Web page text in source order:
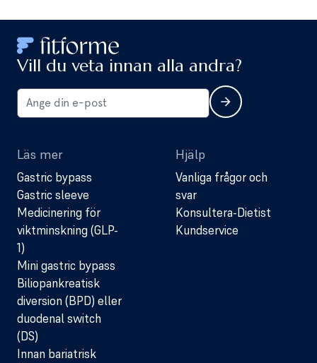
Vill du veta innan alla andra?
Läs mer
Gastric bypass
Gastric sleeve
Medicinering för
viktminskning (GLP-
1)
Mini gastric bypass
Biliopankreatisk
diversion (BPD) eller
duodenal switch
(DS)
Innan bariatrisk
Hjälp
Vanliga frågor och
svar
Konsultera-Dietist
Kundservice